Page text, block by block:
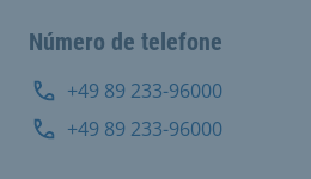
Número de telefone
+49 89 233-96000
+49 89 233-96000